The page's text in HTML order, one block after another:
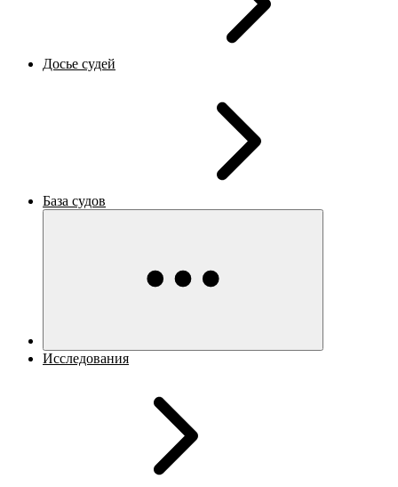
Досье судей
База судов
Исследования